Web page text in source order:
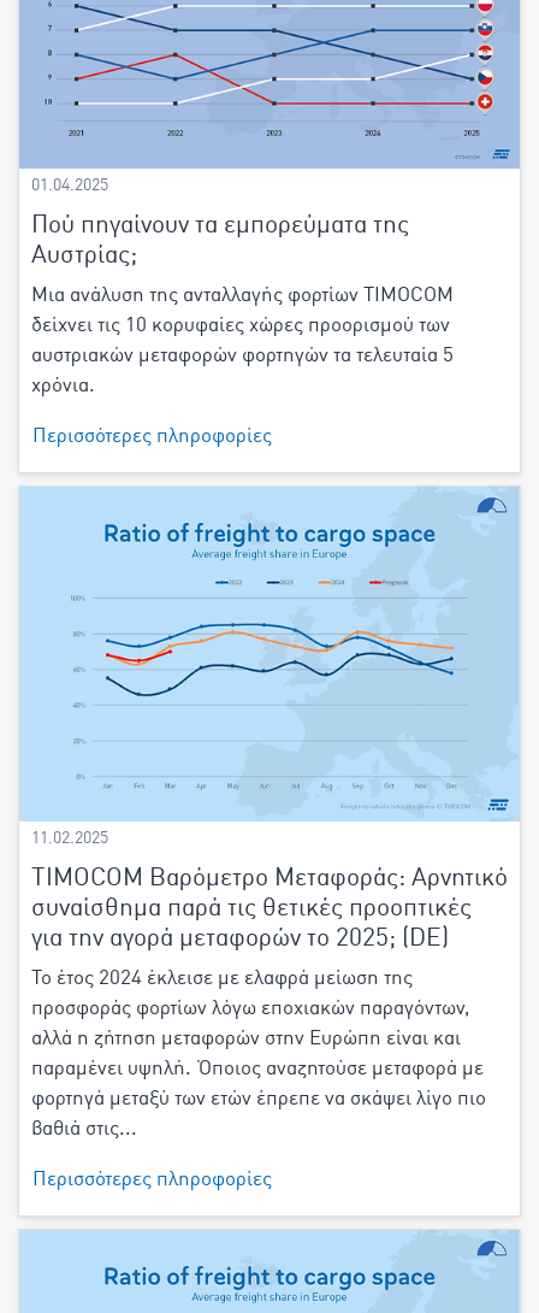
01.04.2025
Πού πηγαίνουν τα εμπορεύματα της
Αυστρίας;
Μια ανάλυση της ανταλλαγής φορτίων TIMOCOM
δείχνει τις 10 κορυφαίες χώρες προορισμού των
αυστριακών μεταφορών φορτηγών τα τελευταία 5
χρόνια.
Περισσότερες πληροφορίες
11.02.2025
TIMOCOM Βαρόμετρο Μεταφοράς: Αρνητικό
συναίσθημα παρά τις θετικές προοπτικές
για την αγορά μεταφορών το 2025; (DE)
Το έτος 2024 έκλεισε με ελαφρά μείωση της
προσφοράς φορτίων λόγω εποχιακών παραγόντων,
αλλά η ζήτηση μεταφορών στην Ευρώπη είναι και
παραμένει υψηλή. Όποιος αναζητούσε μεταφορά με
φορτηγά μεταξύ των ετών έπρεπε να σκάψει λίγο πιο
βαθιά στις...
Περισσότερες πληροφορίες